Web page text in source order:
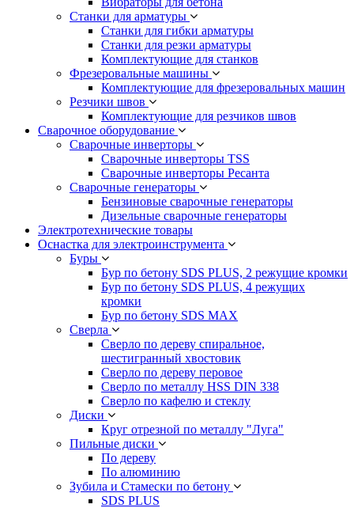
Станки для арматуры
Станки для гибки арматуры
Станки для резки арматуры
Комплектующие для станков
Фрезеровальные машины
Комплектующие для фрезеровальных машин
Резчики швов
Комплектующие для резчиков швов
Сварочное оборудование
Сварочные инверторы
Сварочные инверторы TSS
Сварочные инверторы Ресанта
Сварочные генераторы
Бензиновые сварочные генераторы
Дизельные сварочные генераторы
Электротехнические товары
Оснастка для электроинструмента
Буры
Бур по бетону SDS PLUS, 2 режущие кромки
Бур по бетону SDS PLUS, 4 режущих
кромки
Бур по бетону SDS MAX
Сверла
Сверло по дереву спиральное,
шестигранный хвостовик
Сверло по дереву перовое
Сверло по металлу HSS DIN 338
Сверло по кафелю и стеклу
Диски
Круг отрезной по металлу "Луга"
Пильные диски
По дереву
По алюминию
Зубила и Стамески по бетону
SDS PLUS